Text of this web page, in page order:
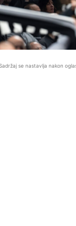
se nastavlja nakon